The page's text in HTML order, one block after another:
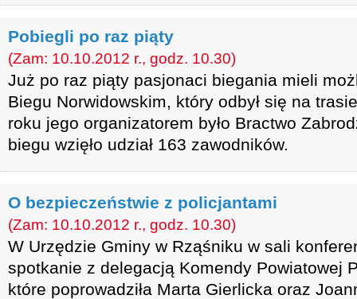
Pobiegli po raz piąty
(Zam: 10.10.2012 r., godz. 10.30)
Już po raz piąty pasjonaci biegania mieli
Biegu Norwidowskim, który odbył się na
roku jego organizatorem było Bractwo
biegu wzięło udział 163 zawodników.
O bezpieczeństwie z policjantami
(Zam: 10.10.2012 r., godz. 10.30)
W Urzędzie Gminy w Rząśniku w sali
spotkanie z delegacją Komendy Powiatowej
które poprowadziła Marta Gierlicka oraz